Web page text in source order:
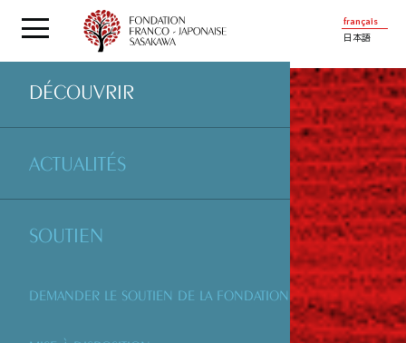
français
日本語
DÉCOUVRIR
ACTUALITÉS
SOUTIEN
DEMANDER LE SOUTIEN DE LA FONDATION